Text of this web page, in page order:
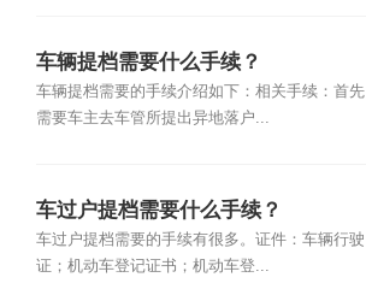
车辆提档需要什么手续？
车辆提档需要的手续介绍如下：相关手续：首先
需要车主去车管所提出异地落户...
车过户提档需要什么手续？
车过户提档需要的手续有很多。证件：车辆行驶
证；机动车登记证书；机动车登...